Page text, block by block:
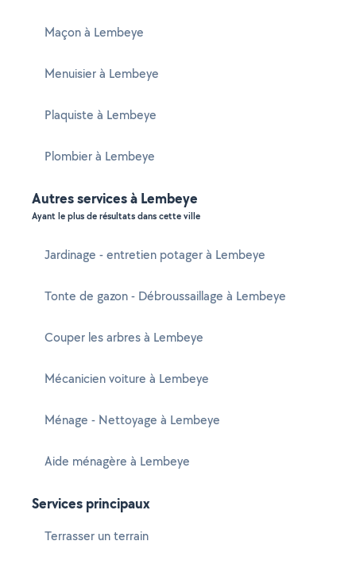
Maçon à Lembeye
Menuisier à Lembeye
Plaquiste à Lembeye
Plombier à Lembeye
Autres services à Lembeye
Ayant le plus de résultats dans cette ville
Jardinage - entretien potager à Lembeye
Tonte de gazon - Débroussaillage à Lembeye
Couper les arbres à Lembeye
Mécanicien voiture à Lembeye
Ménage - Nettoyage à Lembeye
Aide ménagère à Lembeye
Services principaux
Terrasser un terrain